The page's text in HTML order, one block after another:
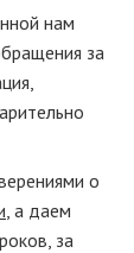
нам
за
о
, а даем
за